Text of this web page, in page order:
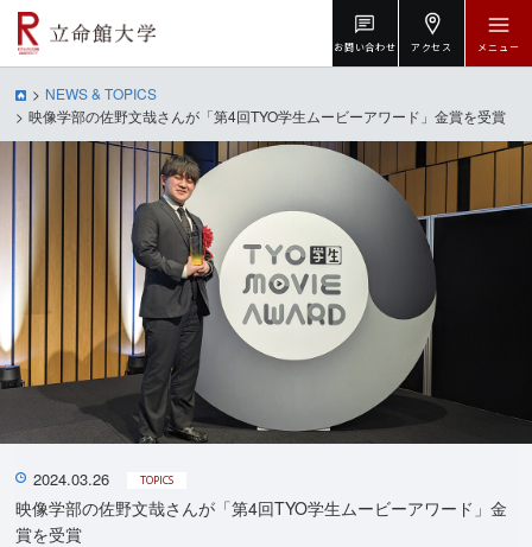
お問い合わせ アクセス メニュー
NEWS & TOPICS
映像学部の佐野文哉さんが「第4回TYO学生ムービーアワード」金賞を受賞
2024.03.26 TOPICS
映像学部の佐野文哉さんが「第4回TYO学生ムービーアワード」金
賞を受賞